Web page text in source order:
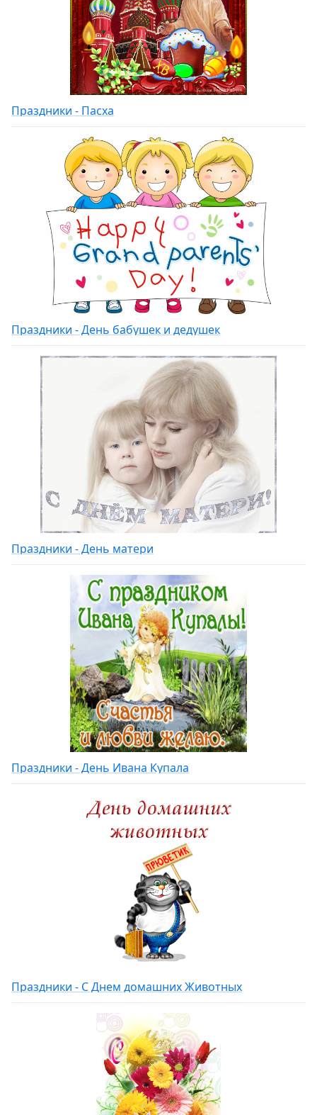
Праздники - Пасха
Праздники - День бабушек и дедушек
Праздники - День матери
Праздники - День Ивана Купала
Праздники - С Днем домашних Животных